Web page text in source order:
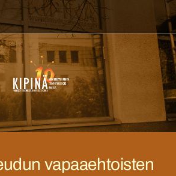
Imatran
vapaaehtoisten